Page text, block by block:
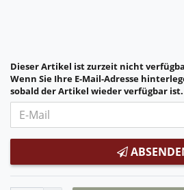
Dieser Artikel ist zurzeit nicht
Wenn Sie Ihre E-Mail-Adresse
sobald der Artikel wieder verfügbar ist.